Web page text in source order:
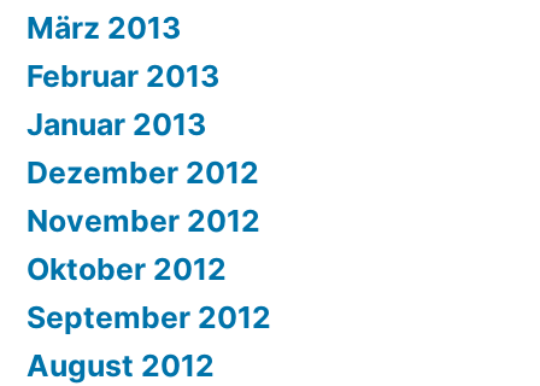
März 2013
Februar 2013
Januar 2013
Dezember 2012
November 2012
Oktober 2012
September 2012
August 2012